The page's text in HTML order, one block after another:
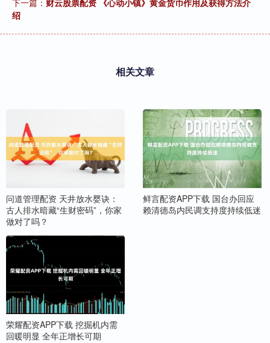
绍
相关文章
问道管理配资 天井放水婴诀：
古人排水暗藏“生财密码”，你家
做对了吗？
鲜言配资APP下载 国台办回应
赖清德岛内民调支持度持续低迷
荣耀配资APP下载 挖掘机内需
回暖明显 全年正增长可期